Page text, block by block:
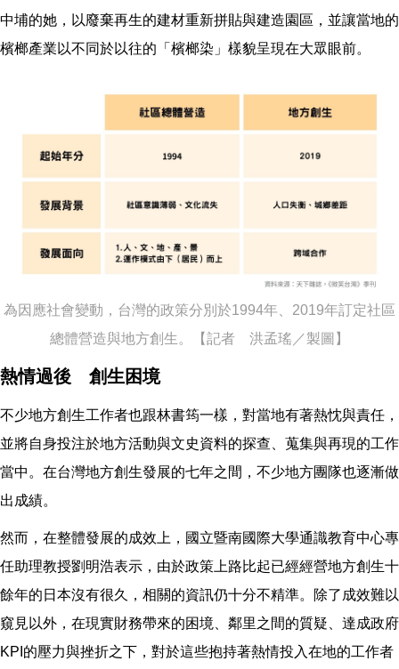
中埔的她，以廢棄再生的建材重新拼貼與建造園區，並讓當地的
檳榔產業以不同於以往的「檳榔染」樣貌呈現在大眾眼前。
為因應社會變動，台灣的政策分別於1994年、2019年訂定社區
總體營造與地方創生。【記者 洪孟瑤／製圖】
熱情過後 創生困境
不少地方創生工作者也跟林書筠一樣，對當地有著熱忱與責任，
並將自身投注於地方活動與文史資料的探查、蒐集與再現的工作
當中。在台灣地方創生發展的七年之間，不少地方團隊也逐漸做
出成績。
然而，在整體發展的成效上，國立暨南國際大學通識教育中心專
任助理教授劉明浩表示，由於政策上路比起已經經營地方創生十
餘年的日本沒有很久，相關的資訊仍十分不精準。除了成效難以
窺見以外，在現實財務帶來的困境、鄰里之間的質疑、達成政府
KPI的壓力與挫折之下，對於這些抱持著熱情投入在地的工作者